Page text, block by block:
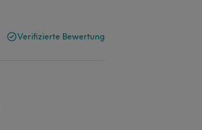
Verifizierte Bewertung